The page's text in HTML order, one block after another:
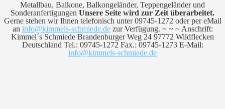
Metallbau, Balkone, Balkongeländer, Teppengeländer und
Sonderanfertigungen Unsere Seite wird zur Zeit überarbeitet.
Gerne stehen wir Ihnen telefonisch unter 09745-1272 oder per eMail
an info@kimmels-schmiede.dezur Verfügung. ~ ~ ~ Anschrift:
Kimmel´s Schmiede Brandenburger Weg 24 97772 Wildflecken
Deutschland Tel.: 09745-1272 Fax.: 09745-1273 E-Mail:
info@kimmels-schmiede.de